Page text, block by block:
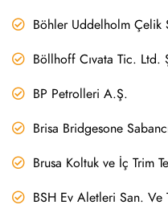
Böhler Uddelholm Çelik
Böllhoff Cıvata Tic. Ltd.
BP Petrolleri A.Ş.
Brisa Bridgesone
Brusa Koltuk ve İç Trim
BSH Ev Aletleri San. Ve